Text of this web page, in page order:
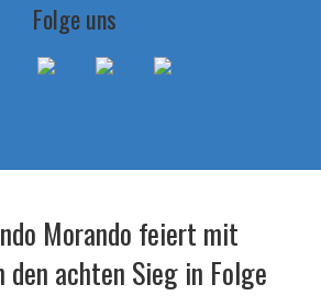
Folge uns
Morando feiert mit
den achten Sieg in Folge